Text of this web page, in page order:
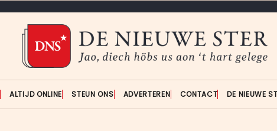
ALTIJD ONLINE STEUN ONS ADVERTEREN CONTACT DE NIEUWE